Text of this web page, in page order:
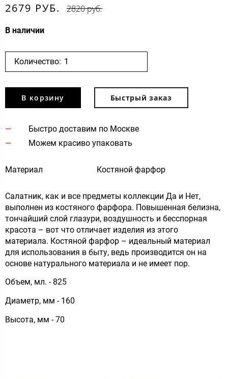
2679 РУБ. 2820 руб.
В наличии
Количество:
В корзину Быстрый заказ
Быстро доставим по Москве
Можем красиво упаковать
Материал Костяной фарфор
Салатник, как и все предметы коллекции Да и Нет,
выполнен из костяного фарфора. Повышенная белизна,
тончайший слой глазури, воздушность и бесспорная
красота – вот что отличает изделия из этого
материала. Костяной фарфор – идеальный материал
для использования в быту, ведь производится он на
основе натурального материала и не имеет пор.
Объем, мл. - 825
Диаметр, мм - 160
Высота, мм - 70